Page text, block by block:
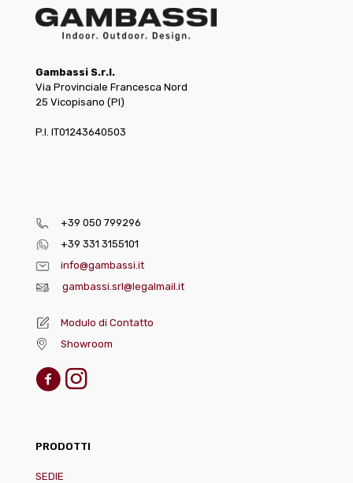
Gambassi S.r.l.
Via Provinciale Francesca Nord
25 Vicopisano (PI)
P.I. IT01243640503
+39 050 799296
+39 331 3155101
info@gambassi.it
gambassi.srl@legalmail.it
Modulo di Contatto
Showroom
PRODOTTI
SEDIE